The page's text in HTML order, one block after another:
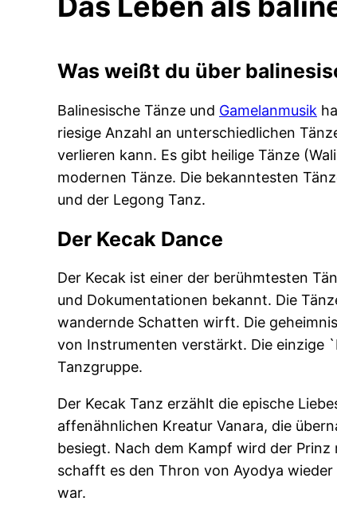
Was weißt du über
Balinesische Tänze und Gamelanmusik
riesige Anzahl an unterschiedlichen
verlieren kann. Es gibt heilige Tänze
modernen Tänze. Die bekanntesten
und der Legong Tanz.
Der Kecak Dance
Der Kecak ist einer der berühmtesten
und Dokumentationen bekannt. Die
wandernde Schatten wirft. Die
von Instrumenten verstärkt. Die einzige
Tanzgruppe.
Der Kecak Tanz erzählt die epische
affenähnlichen Kreatur Vanara, die
besiegt. Nach dem Kampf wird der
schafft es den Thron von Ayodya
war.